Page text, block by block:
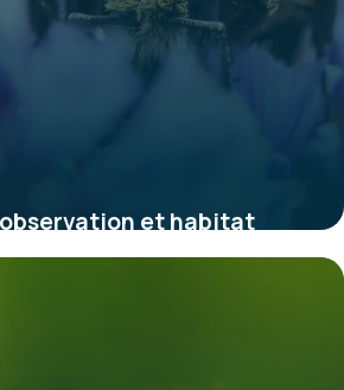
et habitat